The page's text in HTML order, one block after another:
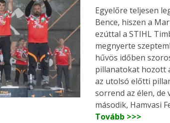
Egyelőre teljesen
Bence, hiszen a
ezúttal a STIHL
megnyerte
hűvös időben
pillanatokat hozott
az utolsó előtti
sorrend az élen, de
második, Hamvasi
Tovább >>>